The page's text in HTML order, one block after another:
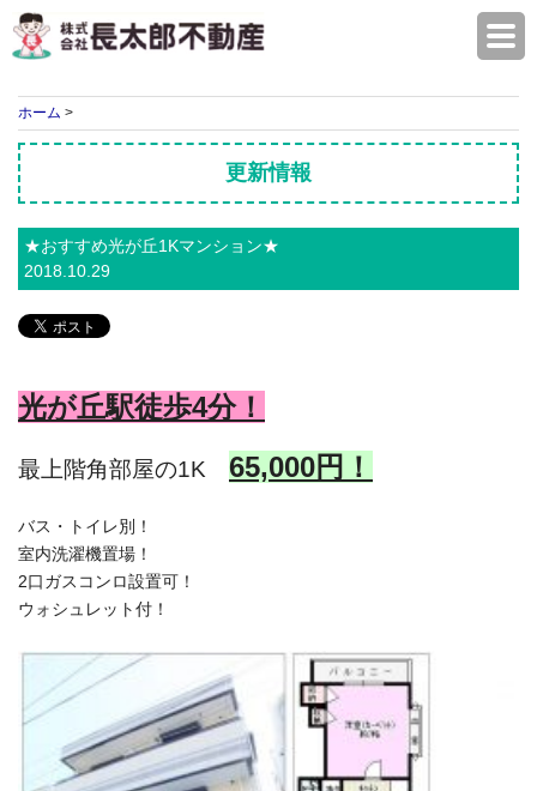
ホーム >
更新情報
★おすすめ光が丘1Kマンション★
2018.10.29
光が丘駅徒歩4分！
最上階角部屋の1K 65,000円！
バス・トイレ別！
室内洗濯機置場！
2口ガスコンロ設置可！
ウォシュレット付！